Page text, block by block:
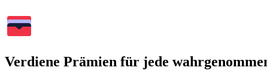
Verdiene Prämien für jede